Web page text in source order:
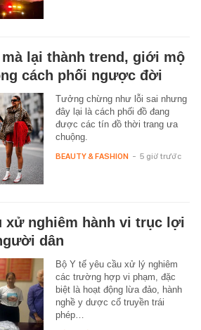
lại thành trend, giới mộ
cách phối ngược đời
Tưởng chừng như lỗi sai nhưng
đây lại là cách phối đồ đang
được các tín đồ thời trang ưa
chuộng.
BEAUTY & FASHION - 5 giờ trước
xử nghiêm hành vi trục lợi
dân
Bộ Y tế yêu cầu xử lý nghiêm
các trường hợp vi phạm, đặc
biệt là hoạt động lừa đảo, hành
nghề y dược cổ truyền trái
phép…